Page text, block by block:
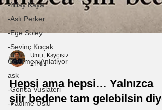
-Nilay Kaya
-Aslı Perker
-Ege Soley
-Sevinç Koçak
CevirmeniAnlatiyor
ask
-Gonca Vuslateri
-Fadime Uslu
21 Nis
Hepsi ama hepsi… Yalnızca